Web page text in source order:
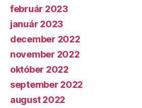
február 2023
január 2023
december 2022
november 2022
október 2022
september 2022
august 2022